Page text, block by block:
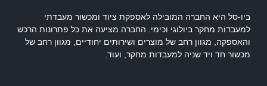
ביו-סל היא החברה המובילה לאספקת ציוד ומכשור מעבדתי
למעבדות מחקר ביולוגי וכימי. החברה מציעה את כל פתרונות הרכש
והאספקה, מגוון רחב של מוצרים ושירותים יחודיים, מגוון רחב של
מכשור חד ויד שניה למעבדות מחקר, ועוד.